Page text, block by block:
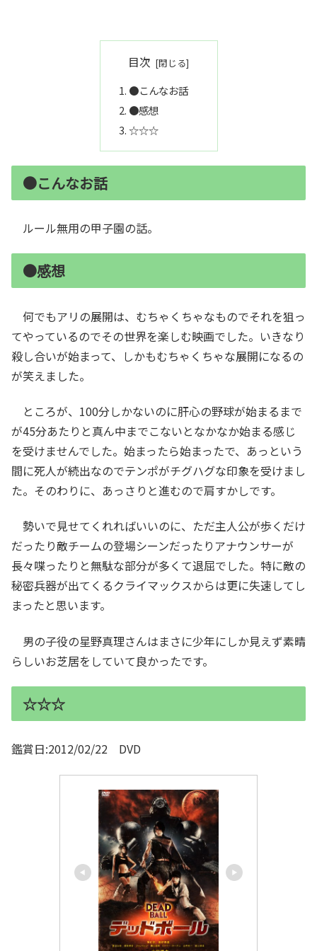
目次
●こんなお話
●感想
☆☆☆
●こんなお話
ルール無用の甲子園の話。
●感想
何でもアリの展開は、むちゃくちゃなものでそれを狙っ
てやっているのでその世界を楽しむ映画でした。いきなり
殺し合いが始まって、しかもむちゃくちゃな展開になるの
が笑えました。
ところが、100分しかないのに肝心の野球が始まるまで
が45分あたりと真ん中までこないとなかなか始まる感じ
を受けませんでした。始まったら始まったで、あっという
間に死人が続出なのでテンポがチグハグな印象を受けまし
た。そのわりに、あっさりと進むので肩すかしです。
勢いで見せてくれればいいのに、ただ主人公が歩くだけ
だったり敵チームの登場シーンだったりアナウンサーが
長々喋ったりと無駄な部分が多くて退屈でした。特に敵の
秘密兵器が出てくるクライマックスからは更に失速してし
まったと思います。
男の子役の星野真理さんはまさに少年にしか見えず素晴
らしいお芝居をしていて良かったです。
☆☆☆
鑑賞日:2012/02/22 DVD